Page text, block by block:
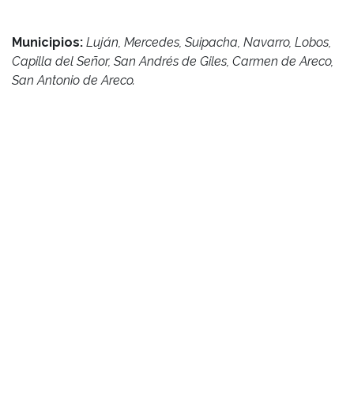
Municipios: Luján, Mercedes, Suipacha, Navarro, Lobos,
Capilla del Señor, San Andrés de Giles, Carmen de Areco,
San Antonio de Areco.